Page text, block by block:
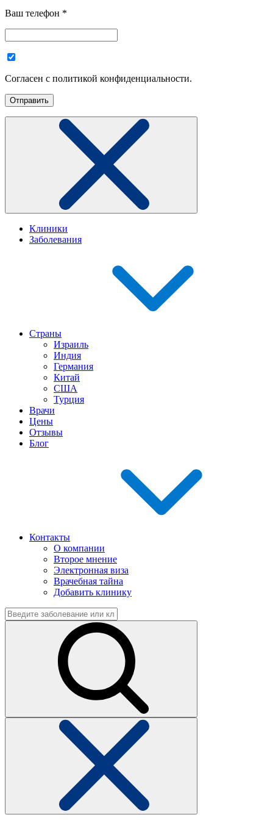
Ваш телефон *
Согласен с политикой конфиденциальности.
Клиники
Заболевания
Страны
Израиль
Индия
Германия
Китай
США
Турция
Врачи
Цены
Отзывы
Блог
Контакты
О компании
Второе мнение
Электронная виза
Врачебная тайна
Добавить клинику